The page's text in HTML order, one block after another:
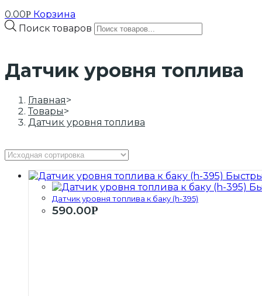
0.00Р Корзина
Поиск товаров
Датчик уровня топлива
Главная>
Товары>
Датчик уровня топлива
Датчик уровня топлива к баку (h-395)
590.00Р